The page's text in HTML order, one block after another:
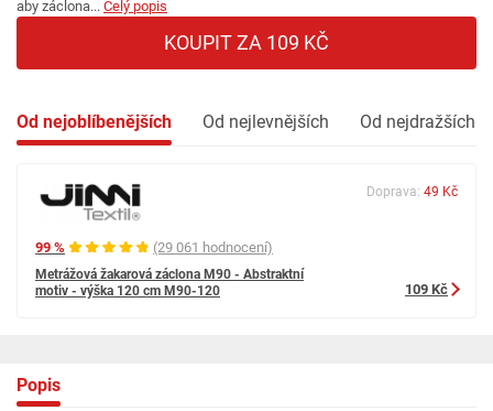
aby záclona... Celý popis
KOUPIT ZA 109 KČ
Od nejoblíbenějších Od nejlevnějších Od nejdražších
99 % (29 061 hodnocení)
Metrážová žakarová záclona M90 - Abstraktní
motiv - výška 120 cm M90-120
Doprava: 49 Kč
109 Kč
Popis